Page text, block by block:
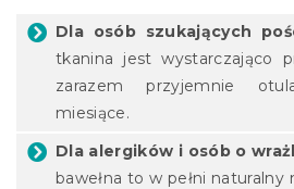
Dla osób szukających
tkanina jest wystarczająco
zarazem przyjemnie
miesiące.
Dla alergików i osób o
bawełna to w pełni naturalny